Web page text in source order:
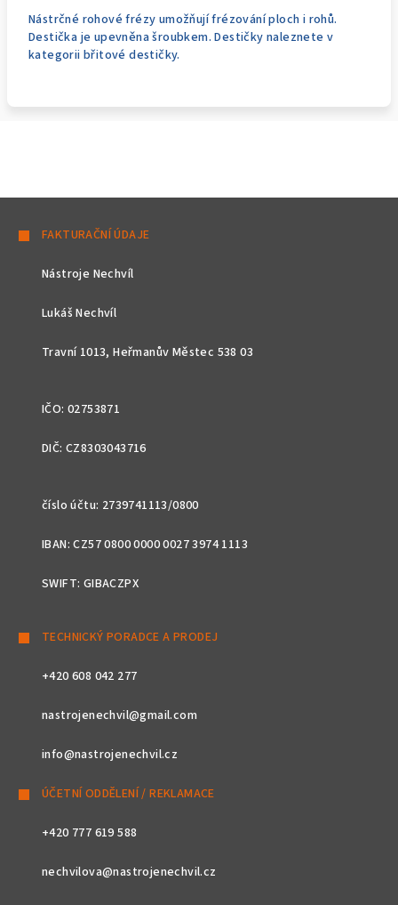
Nástrčné rohové frézy umožňují frézování ploch i rohů.
Destička je upevněna šroubkem. Destičky naleznete v
kategorii břitové destičky.
FAKTURAČNÍ ÚDAJE
Nástroje Nechvíl
Lukáš Nechvíl
Travní 1013, Heřmanův Městec 538 03
IČO: 02753871
DIČ: CZ8303043716
číslo účtu: 2739741113/0800
IBAN: CZ57 0800 0000 0027 3974 1113
SWIFT: GIBACZPX
TECHNICKÝ PORADCE A PRODEJ
+420 608 042 277
nastrojenechvil@gmail.com
info@nastrojenechvil.cz
ÚČETNÍ ODDĚLENÍ / REKLAMACE
+420 777 619 588
nechvilova@nastrojenechvil.cz